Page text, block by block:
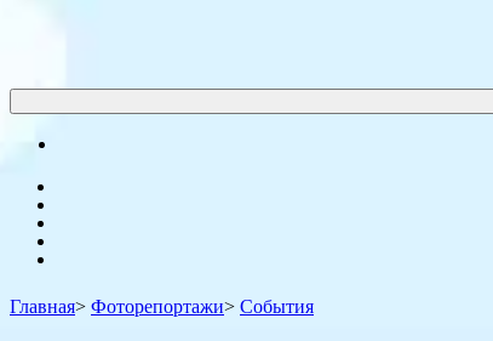
Главная> Фоторепортажи> События